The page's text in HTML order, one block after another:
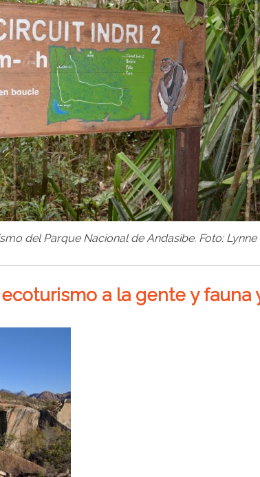
del Parque Nacional de Andasibe. Foto: Lynne
a la gente y fauna